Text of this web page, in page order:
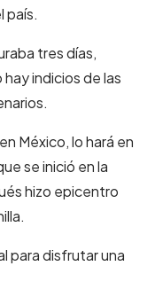
país.
tres días,
indicios de las
México, lo hará en
se inició en la
hizo epicentro
para disfrutar una